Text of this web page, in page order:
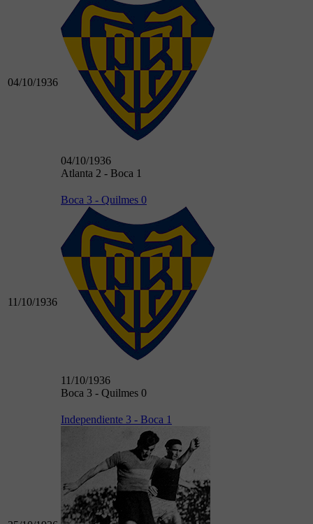
04/10/1936
04/10/1936
Atlanta 2 - Boca 1
11/10/1936
Boca 3 - Quilmes 0
11/10/1936
Boca 3 - Quilmes 0
Independiente 3 - Boca 1